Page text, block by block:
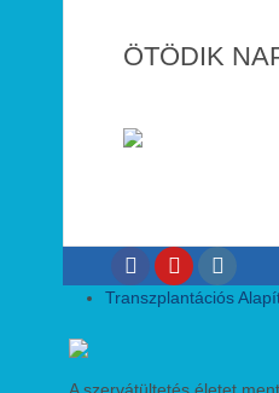
ÖTÖDIK
Transzplantációs